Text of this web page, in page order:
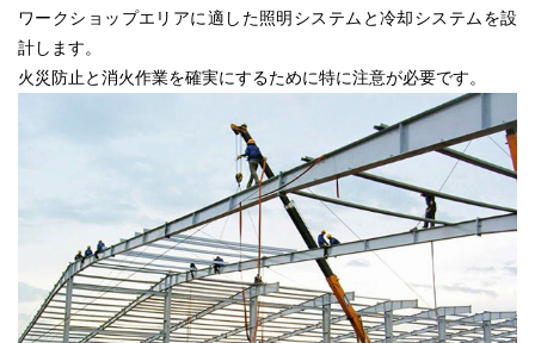
ワークショップエリアに適した照明システムと冷却システムを設
計します。
火災防止と消火作業を確実にするために特に注意が必要です。